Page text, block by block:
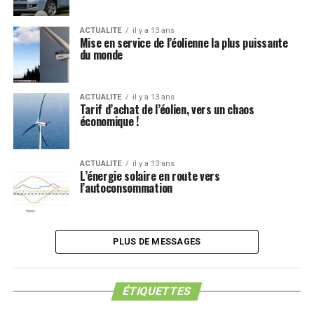
ACTUALITE il y a 13 ans
Mise en service de l’éolienne la plus puissante
du monde
ACTUALITE il y a 13 ans
Tarif d’achat de l’éolien, vers un chaos
économique !
ACTUALITE il y a 13 ans
L’énergie solaire en route vers
l’autoconsommation
PLUS DE MESSAGES
ÉTIQUETTES